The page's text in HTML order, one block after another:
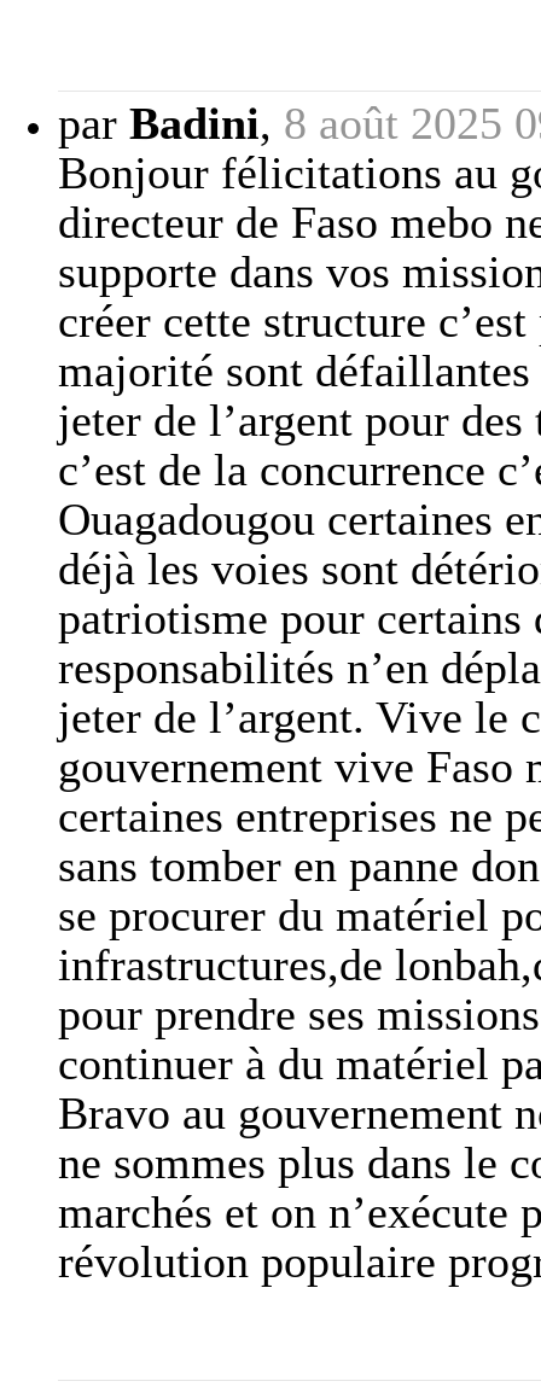
par Badini, 8 août 2025
Bonjour félicitations au
directeur de Faso mebo
supporte dans vos
créer cette structure
majorité sont défaillantes
jeter de l’argent pour
c’est de la concurrence
Ouagadougou certaines
déjà les voies sont
patriotisme pour certains
responsabilités n’en
jeter de l’argent. Vive le
gouvernement vive Faso
certaines entreprises ne
sans tomber en panne
se procurer du matériel
infrastructures,de
pour prendre ses
continuer à du matériel
Bravo au gouvernement
ne sommes plus dans le
marchés et on n’exécute
révolution populaire